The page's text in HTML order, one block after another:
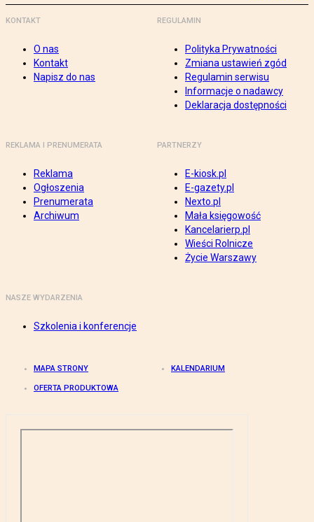
KONTAKT
O nas
Kontakt
Napisz do nas
REGULAMIN
Polityka Prywatności
Zmiana ustawień zgód
Regulamin serwisu
Informacje o nadawcy
Deklaracja dostępności
REKLAMA I PRENUMERATA
Reklama
Ogłoszenia
Prenumerata
Archiwum
PARTNERZY
E-kiosk.pl
E-gazety.pl
Nexto.pl
Mała księgowość
Kancelarierp.pl
Wieści Rolnicze
Życie Warszawy
NASZE WYDARZENIA
Szkolenia i konferencje
MAPA STRONY KALENDARIUM
OFERTA PRODUKTOWA